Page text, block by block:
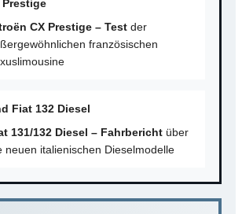
Prestige
CX Prestige – Test der
französischen
Fiat 132 Diesel
131/132 Diesel – Fahrbericht über
neuen italienischen Dieselmodelle